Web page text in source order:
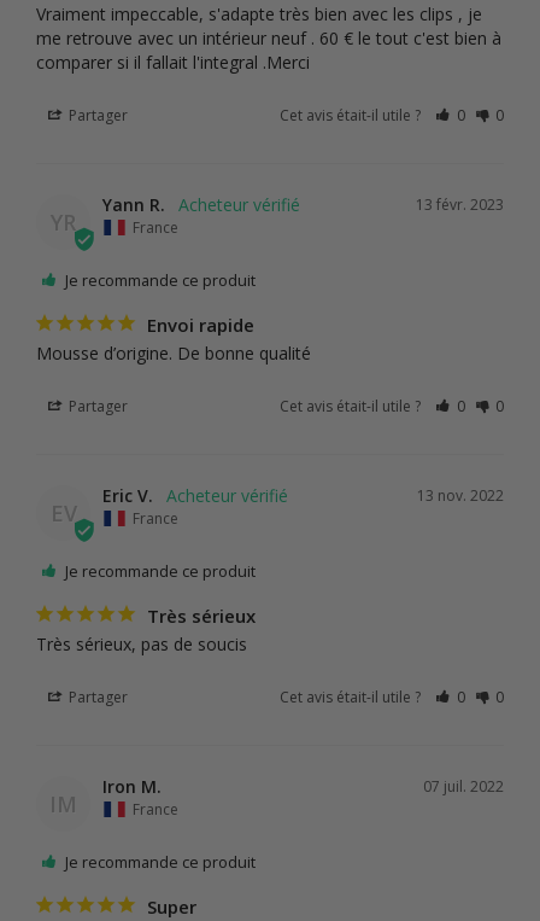
Vraiment impeccable, s'adapte très bien avec les clips , je
me retrouve avec un intérieur neuf . 60 € le tout c'est bien à
comparer si il fallait l'integral .Merci
Partager Cet avis était-il utile ? 0 0
YR
13 févr. 2023
Yann R.
France
Je recommande ce produit
Envoi rapide
Mousse d’origine. De bonne qualité
Partager Cet avis était-il utile ? 0 0
EV
13 nov. 2022
Eric V.
France
Je recommande ce produit
Très sérieux
Très sérieux, pas de soucis
Partager Cet avis était-il utile ? 0 0
IM
07 juil. 2022
Iron M.
France
Je recommande ce produit
Super